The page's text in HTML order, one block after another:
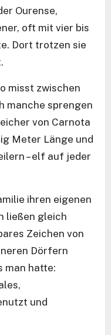
Ourense,
oft mit vier bis
Dort trotzen sie
misst zwischen
manche sprengen
von Carnota
Meter Länge und
– elf auf jeder
ihren eigenen
ließen gleich
Zeichen von
Dörfern
man hatte:
und